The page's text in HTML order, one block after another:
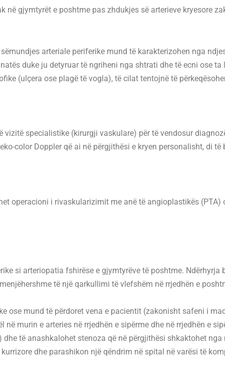
gjymtyrët e poshtme pas zhdukjes së arterieve kryesore
arteriale periferike mund të karakterizohen nga
duke ju detyruar të ngriheni nga shtrati dhe të ecni ose
(ulçera ose plagë të vogla), të cilat tentojnë të
specialistike (kirurgji vaskulare) për të vendosur
color Doppler që ai në përgjithësi e kryen personalisht, di
operacioni i rivaskularizimit me anë të angioplastikës
si arteriopatia fshirëse e gjymtyrëve të poshtme.
të një qarkullimi të vlefshëm në rrjedhën e
ose mund të përdoret vena e pacientit (zakonisht safeni i
në murin e arteries në rrjedhën e sipërme dhe në rrjedhën e
dhe të anashkalohet stenoza që në përgjithësi shkaktohet
dhe parashikon një qëndrim në spital në varësi të